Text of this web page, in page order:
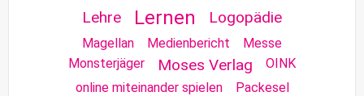
Lehre Lernen Logopädie
Magellan Medienbericht
Messe
Monsterjäger
Moses Verlag
OINK
online miteinander spielen
Packesel